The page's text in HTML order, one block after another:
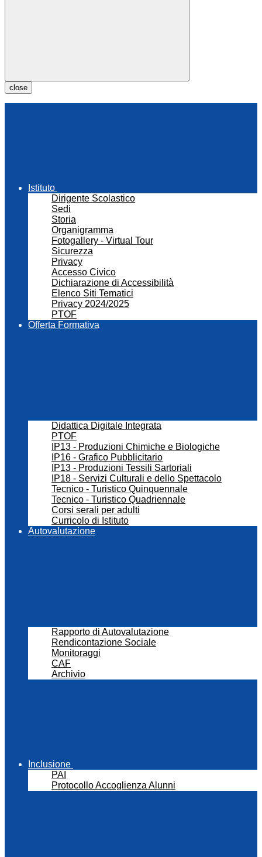
close
Istituto
Dirigente Scolastico
Sedi
Storia
Organigramma
Fotogallery - Virtual Tour
Sicurezza
Privacy
Accesso Civico
Dichiarazione di Accessibilità
Elenco Siti Tematici
Privacy 2024/2025
PTOF
Offerta Formativa
Didattica Digitale Integrata
PTOF
IP13 - Produzioni Chimiche e Biologiche
IP16 - Grafico Pubblicitario
IP13 - Produzioni Tessili Sartoriali
IP18 - Servizi Culturali e dello Spettacolo
Tecnico - Turistico Quinquennale
Tecnico - Turistico Quadriennale
Corsi serali per adulti
Curricolo di Istituto
Autovalutazione
Rapporto di Autovalutazione
Rendicontazione Sociale
Monitoraggi
CAF
Archivio
Inclusione
PAI
Protocollo Accoglienza Alunni